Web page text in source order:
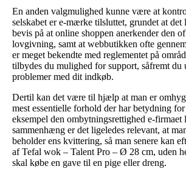
En anden valgmulighed kunne være at
selskabet er e-mærke tilsluttet, grundet at
bevis på at online shoppen anerkender den
lovgivning, samt at webbutikken ofte
er meget bekendte med reglementet på
tilbydes du mulighed for support, såfremt du
problemer med dit indkøb.
Dertil kan det være til hjælp at man er
mest essentielle forhold der har betydning
eksempel den ombytningsrettighed e-firmaet
sammenhæng er det ligeledes relevant, at
beholder ens kvittering, så man senere kan
af Tefal wok – Talent Pro – Ø 28 cm, uden
skal købe en gave til en pige eller dreng.